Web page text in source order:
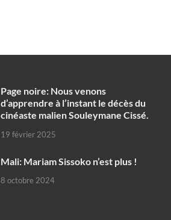
Page noire: Nous venons
d’apprendre à l’instant le décès du
cinéaste malien Souleymane Cissé.
19 février 2025
Mali: Mariam Sissoko n’est plus !
8 octobre 2024